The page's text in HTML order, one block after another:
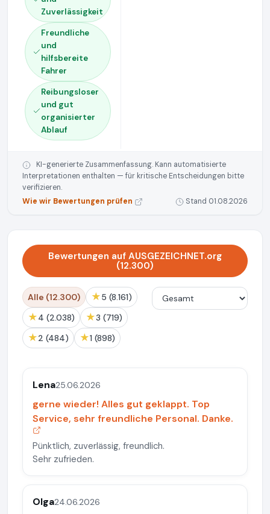
Zuverlässigkeit
Freundliche
und
hilfsbereite
Fahrer
Reibungsloser
und gut
organisierter
Ablauf
KI-generierte Zusammenfassung. Kann automatisierte
Interpretationen enthalten — für kritische Entscheidungen bitte
verifizieren.
Wie wir Bewertungen prüfen
Stand 01.08.2026
Bewertungen auf AUSGEZEICHNET.org
(12.300)
Alle (12.300) ★ 5 (8.161)
★ 4 (2.038) ★ 3 (719)
★ 2 (484) ★ 1 (898)
Lena25.06.2026
gerne wieder! Alles gut geklappt. Top
Service, sehr freundliche Personal. Danke.
Pünktlich, zuverlässig, freundlich.
Sehr zufrieden.
Olga24.06.2026